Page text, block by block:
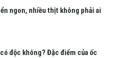
ngon, nhiều thịt không phải ai
độc không? Đặc điểm của ốc